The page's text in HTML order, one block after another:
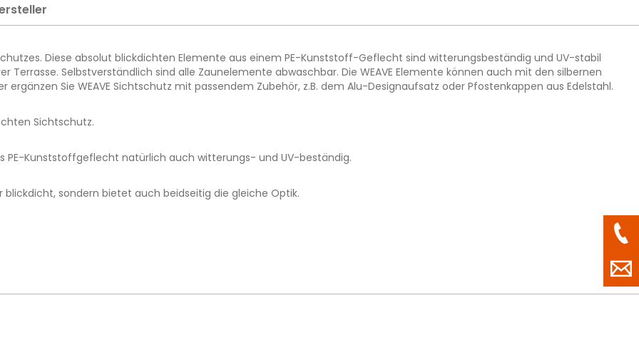
Diese absolut blickdichten Elemente aus einem PE-Kunststoff-Geflecht sind witterungsbeständig und UV-stabil
Terrasse. Selbstverständlich sind alle Zaunelemente abwaschbar. Die WEAVE Elemente können auch mit den silbernen
ergänzen Sie WEAVE Sichtschutz mit passendem Zubehör, z.B. dem Alu-Designaufsatz oder Pfostenkappen aus Edelstahl.
Sichtschutz.
PE-Kunststoffgeflecht natürlich auch witterungs- und UV-beständig.
sondern bietet auch beidseitig die gleiche Optik.